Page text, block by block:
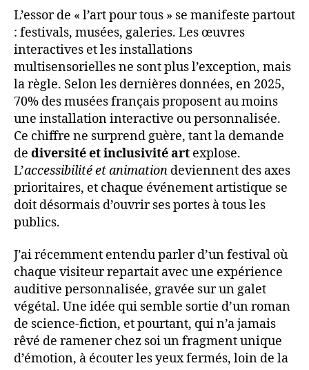
L’essor de « l’art pour tous » se manifeste partout
: festivals, musées, galeries. Les œuvres
interactives et les installations
multisensorielles ne sont plus l’exception, mais
la règle. Selon les dernières données, en 2025,
70% des musées français proposent au moins
une installation interactive ou personnalisée.
Ce chiffre ne surprend guère, tant la demande
de diversité et inclusivité art explose.
L’accessibilité et animation deviennent des axes
prioritaires, et chaque événement artistique se
doit désormais d’ouvrir ses portes à tous les
publics.
J’ai récemment entendu parler d’un festival où
chaque visiteur repartait avec une expérience
auditive personnalisée, gravée sur un galet
végétal. Une idée qui semble sortie d’un roman
de science-fiction, et pourtant, qui n’a jamais
rêvé de ramener chez soi un fragment unique
d’émotion, à écouter les yeux fermés, loin de la